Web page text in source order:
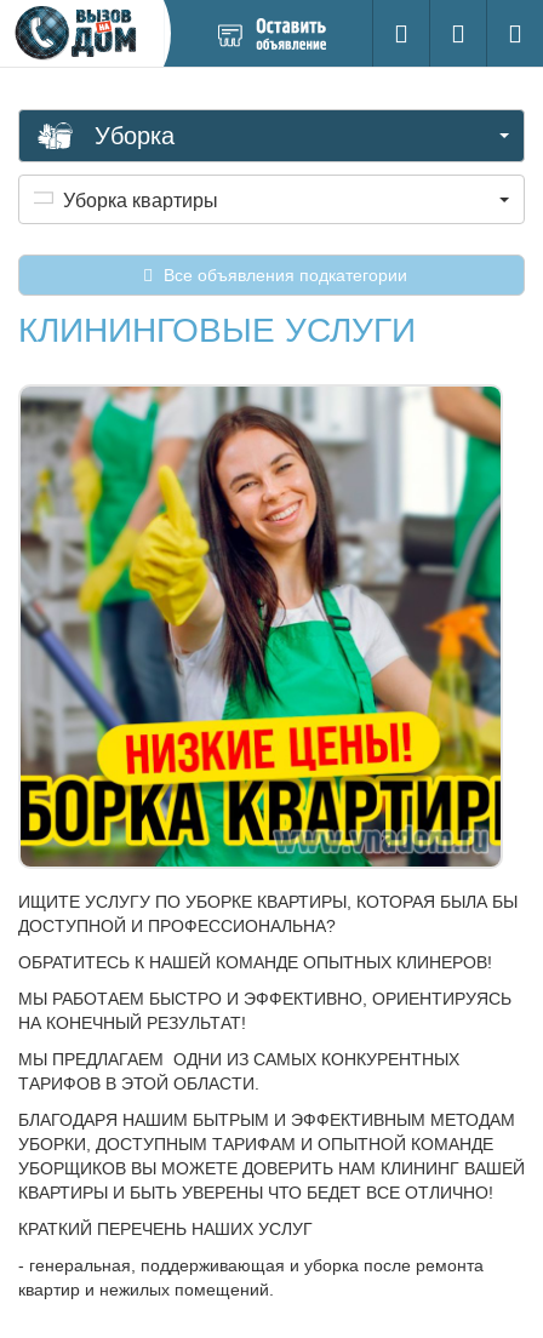
новое
Поиск
Вход на
Уборка
Уборка квартиры
Все объявления подкатегории
КЛИНИНГОВЫЕ УСЛУГИ
ИЩИТЕ УСЛУГУ ПО УБОРКЕ КВАРТИРЫ, КОТОРАЯ БЫЛА БЫ
ДОСТУПНОЙ И ПРОФЕССИОНАЛЬНА?
ОБРАТИТЕСЬ К НАШЕЙ КОМАНДЕ ОПЫТНЫХ КЛИНЕРОВ!
МЫ РАБОТАЕМ БЫСТРО И ЭФФЕКТИВНО, ОРИЕНТИРУЯСЬ
НА КОНЕЧНЫЙ РЕЗУЛЬТАТ!
МЫ ПРЕДЛАГАЕМ ОДНИ ИЗ САМЫХ КОНКУРЕНТНЫХ
ТАРИФОВ В ЭТОЙ ОБЛАСТИ.
БЛАГОДАРЯ НАШИМ БЫТРЫМ И ЭФФЕКТИВНЫМ МЕТОДАМ
УБОРКИ, ДОСТУПНЫМ ТАРИФАМ И ОПЫТНОЙ КОМАНДЕ
УБОРЩИКОВ ВЫ МОЖЕТЕ ДОВЕРИТЬ НАМ КЛИНИНГ ВАШЕЙ
КВАРТИРЫ И БЫТЬ УВЕРЕНЫ ЧТО БЕДЕТ ВСЕ ОТЛИЧНО!
КРАТКИЙ ПЕРЕЧЕНЬ НАШИХ УСЛУГ
- генеральная, поддерживающая и уборка после ремонта
квартир и нежилых помещений.